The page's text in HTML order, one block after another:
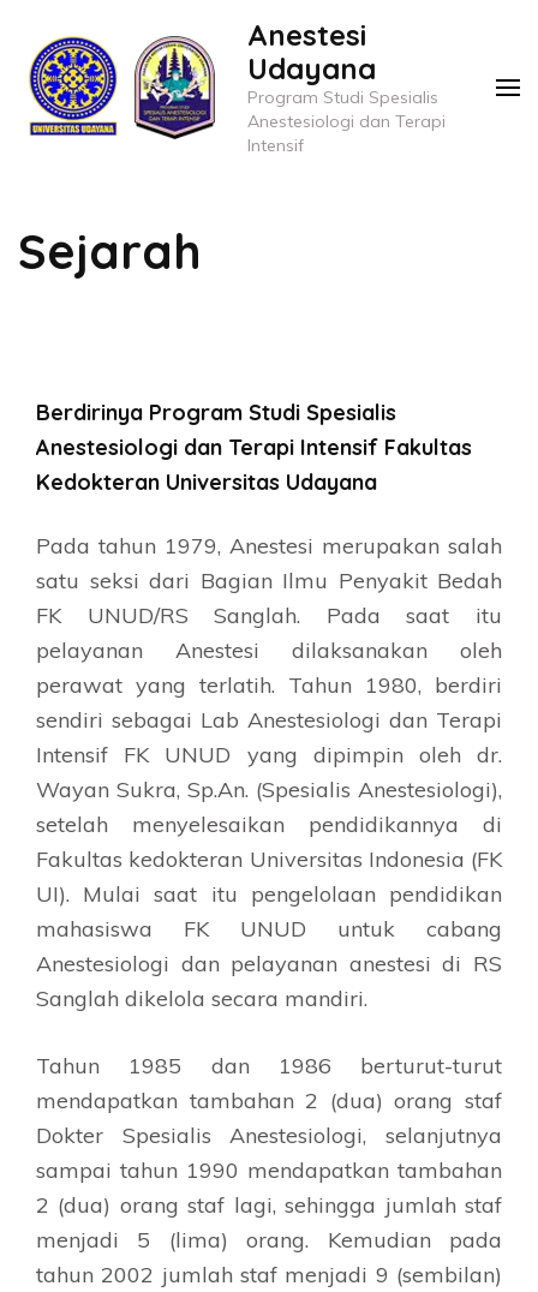
content
(Press
Anestesi
Udayana
Program Studi Spesialis
Anestesiologi dan Terapi
Intensif
Sejarah
Berdirinya Program Studi Spesialis
Anestesiologi dan Terapi Intensif Fakultas
Kedokteran Universitas Udayana
Pada tahun 1979, Anestesi merupakan salah
satu seksi dari Bagian Ilmu Penyakit Bedah
FK UNUD/RS Sanglah. Pada saat itu
pelayanan Anestesi dilaksanakan oleh
perawat yang terlatih. Tahun 1980, berdiri
sendiri sebagai Lab Anestesiologi dan Terapi
Intensif FK UNUD yang dipimpin oleh dr.
Wayan Sukra, Sp.An. (Spesialis Anestesiologi),
setelah menyelesaikan pendidikannya di
Fakultas kedokteran Universitas Indonesia (FK
UI). Mulai saat itu pengelolaan pendidikan
mahasiswa FK UNUD untuk cabang
Anestesiologi dan pelayanan anestesi di RS
Sanglah dikelola secara mandiri.
Tahun 1985 dan 1986 berturut-turut
mendapatkan tambahan 2 (dua) orang staf
Dokter Spesialis Anestesiologi, selanjutnya
sampai tahun 1990 mendapatkan tambahan
2 (dua) orang staf lagi, sehingga jumlah staf
menjadi 5 (lima) orang. Kemudian pada
tahun 2002 jumlah staf menjadi 9 (sembilan)